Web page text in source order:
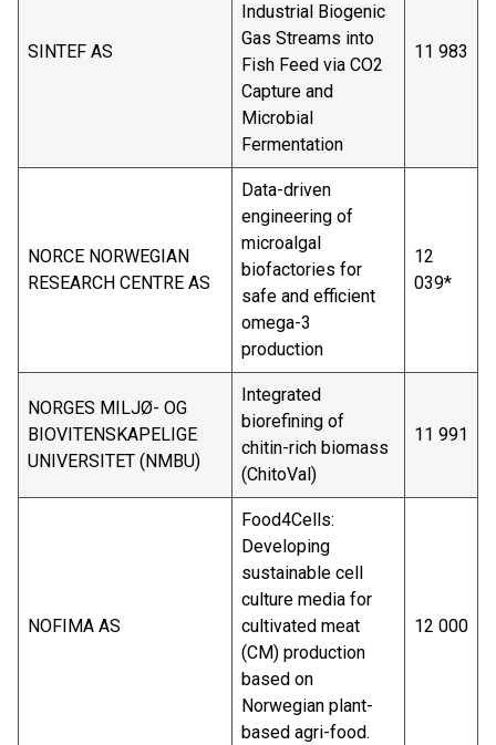
SINTEF AS
Industrial Biogenic
Gas Streams into
Fish Feed via CO2
Capture and
Microbial
Fermentation
11 983
NORCE NORWEGIAN
RESEARCH CENTRE AS
Data-driven
engineering of
microalgal
biofactories for
safe and efficient
omega-3
production
12
039*
NORGES MILJØ- OG
BIOVITENSKAPELIGE
UNIVERSITET (NMBU)
Integrated
biorefining of
chitin-rich biomass
(ChitoVal)
11 991
NOFIMA AS
Food4Cells:
Developing
sustainable cell
culture media for
cultivated meat
(CM) production
based on
Norwegian plant-
based agri-food.
12 000